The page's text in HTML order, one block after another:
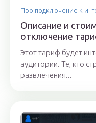
Про подключение к
Описание и
отключение
Этот тариф будет
аудитории. Те, кто
развлечения...